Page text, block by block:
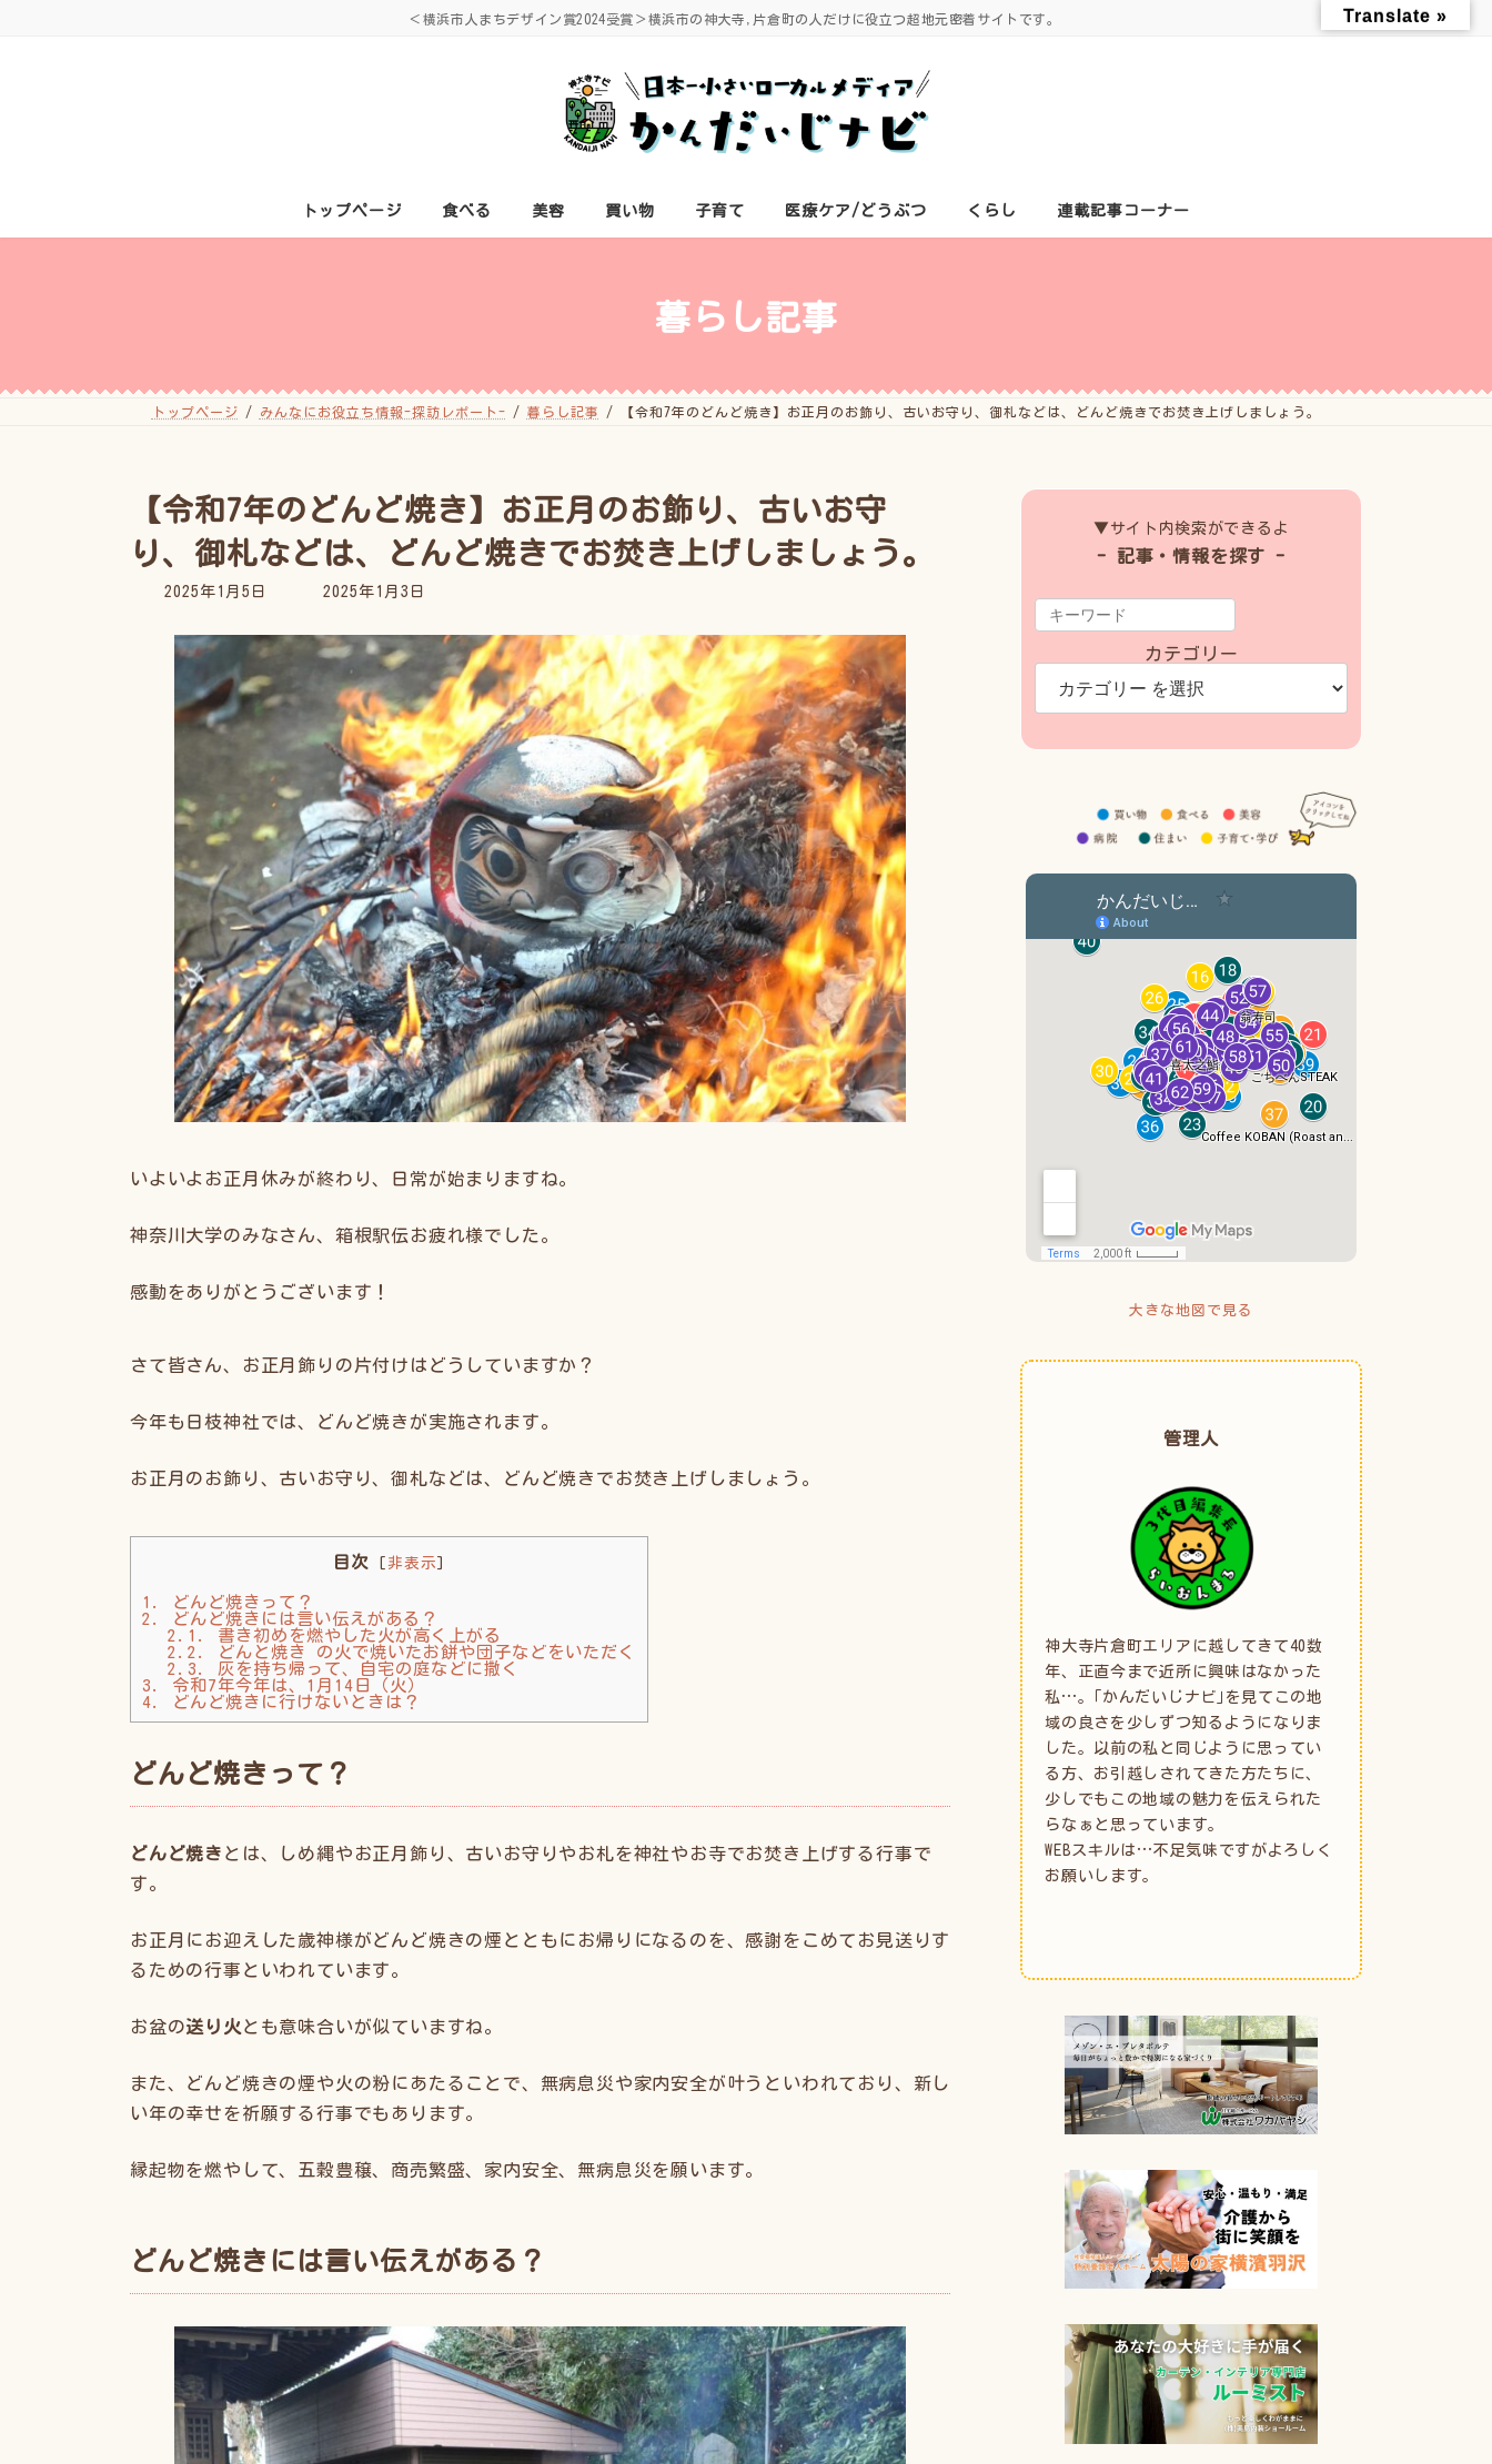
＜横浜市人まちデザイン賞2024受賞＞横浜市の神大寺,片倉町の人だけに役立つ超地元密着サイトです。
トップページ 食べる 美容 買い物 子育て 医療ケア/どうぶつ くらし 連載記事コーナー
暮らし記事
トップページ みんなにお役立ち情報-探訪レポート- 暮らし記事 【令和7年のどんど焼き】お正月のお飾り、古いお守り、御札などは、どんど焼きでお焚き上げしましょう。
【令和7年のどんど焼き】お正月のお飾り、古いお守
り、御札などは、どんど焼きでお焚き上げしましょう。
2025年1月5日
最
新
日
2025年1月3日
いよいよお正月休みが終わり、日常が始まりますね。
神奈川大学のみなさん、箱根駅伝お疲れ様でした。
感動をありがとうございます！
さて皆さん、お正月飾りの片付けはどうしていますか？
今年も日枝神社では、どんど焼きが実施されます。
お正月のお飾り、古いお守り、御札などは、どんど焼きでお焚き上げしましょう。
目次 [ 非表示 ]
1.
どんど焼きって？
2.
どんど焼きには言い伝えがある？
2.1.
書き初めを燃やした火が高く上がる
2.2.
どんと焼き の火で焼いたお餅や団子などをいただく
2.3.
灰を持ち帰って、自宅の庭などに撒く
3.
令和7年今年は、1月14日（火）
4.
どんど焼きに行けないときは？
どんど焼きって？
どんど焼き とは、しめ縄やお正月飾り、古いお守りやお札を神社やお寺でお焚き上げする行事で
す。
お正月にお迎えした歳神様がどんど焼きの煙とともにお帰りになるのを、感謝をこめてお見送りす
るための行事といわれています。
お盆の送り火 とも意味合いが似ていますね。
また、どんど焼きの煙や火の粉にあたることで、無病息災や家内安全が叶うといわれており、新し
い年の幸せを祈願する行事でもあります。
縁起物を燃やして、五穀豊穣、商売繁盛、家内安全、無病息災を願います。
どんど焼きには言い伝えがある？
▼サイト内検索ができるよ
- 記事・情報を探す -
カテゴリー
大きな地図で見る
管理人
神大寺片倉町エリアに越してきて40数
年、正直今まで近所に興味はなかった
私…。｢かんだいじナビ｣を見てこの地
域の良さを少しずつ知るようになりま
した。以前の私と同じように思ってい
る方、お引越しされてきた方たちに、
少しでもこの地域の魅力を伝えられた
らなぁと思っています。
WEBスキルは…不足気味ですがよろしく
お願いします。
Translate »